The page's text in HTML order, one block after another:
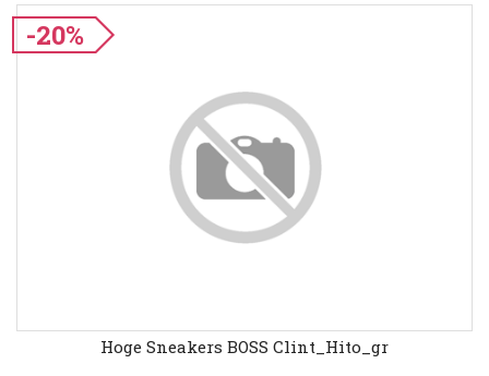
-20%
Hoge Sneakers BOSS Clint_Hito_gr